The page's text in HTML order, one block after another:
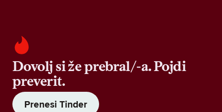
Dovolj si že prebral/-a. Pojdi
preverit.
Prenesi Tinder